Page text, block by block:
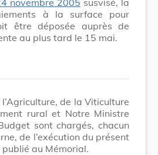
à la surface pour
être déposée auprès de
au plus tard le 15 mai.
de la Viticulture
rural et Notre Ministre
sont chargés, chacun
de l’exécution du présent
au Mémorial.